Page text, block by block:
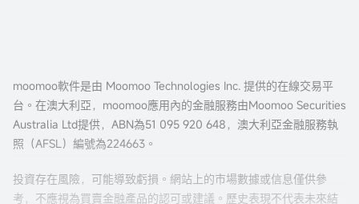
moomoo軟件是由 Moomoo Technologies Inc. 提供的在線交易平
台。在澳大利亞，moomoo應用內的金融服務由Moomoo Securities
Australia Ltd提供，ABN為51 095 920 648，澳大利亞金融服務執
照（AFSL）編號為224663。
投資存在風險，可能導致虧損。網站上的市場數據或信息僅供參
考，不應視為買賣金融產品的認可或建議。歷史表現不代表未來結